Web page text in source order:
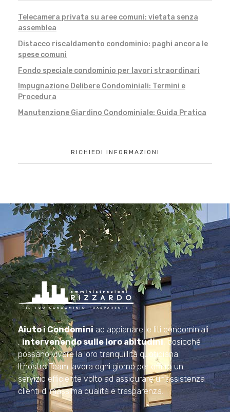
Telecamera privata su aree comuni: vietata senza
assemblea
Distacco riscaldamento condominio: paghi ancora le
spese comuni
Fondo speciale condominio per lavori straordinari
Impugnazione Delibere Condominiali: Termini e
Procedura
Manutenzione Giardino Condominiale: Guida Pratica
RICHIEDI INFORMAZIONI
Amministrazioni Rizzardo
Il tuo condominio trasparente
Aiuto i Condominiad appianare le liti condominiali
,intervenendo sulle loro abitudini, cosicché
possano vivere la loro tranquillità quotidiana.
Il nostro Team lavora ogni giorno per offrire un
servizio efficiente volto ad assicurare un’assistenza
clienti di massima qualità e trasparenza.